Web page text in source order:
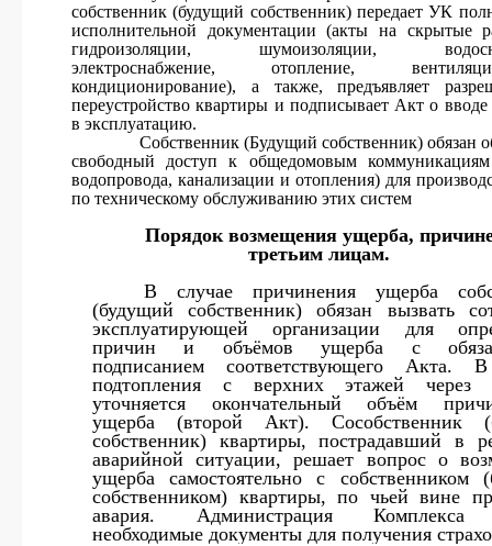
собственник (будущий собственник) передает УК
исполнительной документации (акты на скрытые
гидроизоляции, шумоизоляции,
электроснабжение, отопление,
кондиционирование), а также, предъявляет
переустройство квартиры и подписывает Акт о
в эксплуатацию.
Собственник (Будущий собственник) обязан
свободный доступ к общедомовым коммуникациям
водопровода, канализации и отопления) для
по техническому обслуживанию этих систем
Порядок возмещения ущерба,
третьим лицам.
В случае причинения ущерба
(будущий собственник) обязан вызвать
эксплуатирующей организации для
причин и объёмов ущерба с
подписанием соответствующего Акта.
подтопления с верхних этажей
уточняется окончательный объём
ущерба (второй Акт). Сособственник
собственник) квартиры, пострадавший в
аварийной ситуации, решает вопрос о
ущерба самостоятельно с собственником
собственником) квартиры, по чьей вине
авария. Администрация Комплекса
необходимые документы для получения